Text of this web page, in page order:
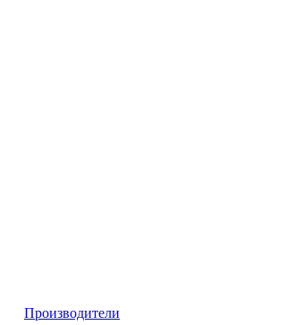
Производители